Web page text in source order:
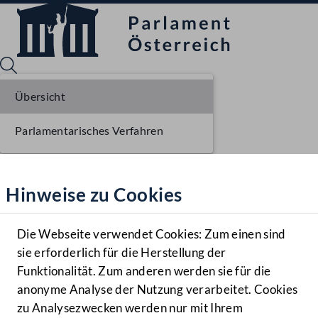
Hilfe
Benutzer
Navigationsmenü öffnen
MENÜ
Hinweise zu Cookies
Die Webseite verwendet Cookies: Zum einen sind
sie erforderlich für die Herstellung der
Funktionalität. Zum anderen werden sie für die
anonyme Analyse der Nutzung verarbeitet. Cookies
zu Analysezwecken werden nur mit Ihrem
Übersicht
Parlamentarisches Verfahren